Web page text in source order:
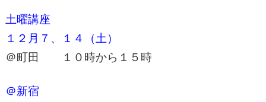
土曜講座
１２月７、１４（ 土）
＠町田
１０時から１５時
＠新宿